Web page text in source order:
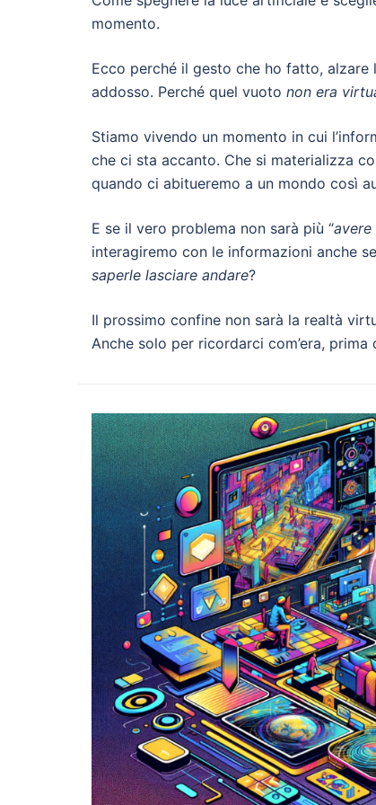
momento.
Ecco perché il gesto che ho fatto, alzare
addosso. Perché quel vuoto non era
Stiamo vivendo un momento in cui
che ci sta accanto. Che si materializza
quando ci abitueremo a un mondo così
E se il vero problema non sarà più “avere
interagiremo con le informazioni anche
saperle lasciare andare?
Il prossimo confine non sarà la realtà
Anche solo per ricordarci com’era, prima